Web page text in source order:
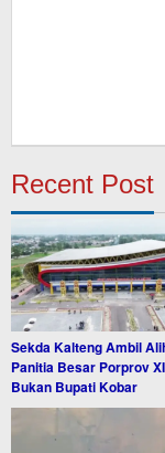
Recent Post
Sekda Kalteng Ambil
Panitia Besar Porprov
Bukan Bupati Kobar